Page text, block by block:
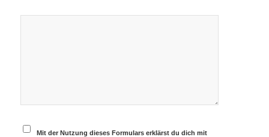
Mit der Nutzung dieses Formulars erklärst du dich mit